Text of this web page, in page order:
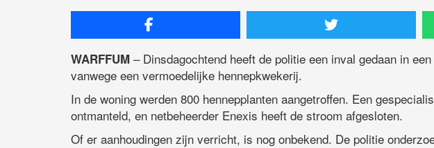
WARFFUM – Dinsdagochtend heeft de politie een inval gedaan in
vanwege een vermoedelijke hennepkwekerij.
In de woning werden 800 hennepplanten aangetroffen. Een
ontmanteld, en netbeheerder Enexis heeft de stroom afgesloten.
Of er aanhoudingen zijn verricht, is nog onbekend. De politie